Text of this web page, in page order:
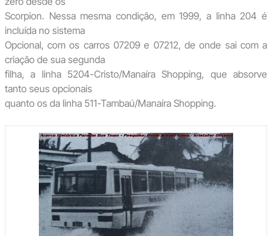
Scorpion. Nessa mesma condição, em 1999, a linha 204 é
incluída no sistema
Opcional, com os carros 07209 e 07212, de onde sai com a
criação de sua segunda
filha, a linha 5204-Cristo/Manaíra Shopping, que absorve
tanto seus opcionais
quanto os da linha 511-Tambaú/Manaíra Shopping.